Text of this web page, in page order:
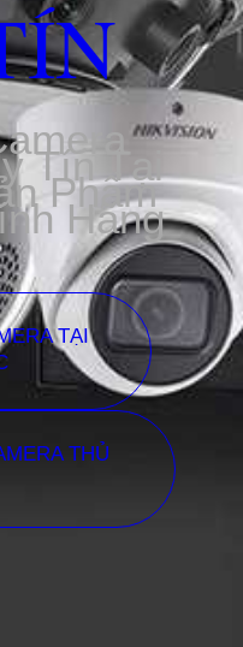
Tín Tại
Phẩm
Hãng
TẠI
THỦ